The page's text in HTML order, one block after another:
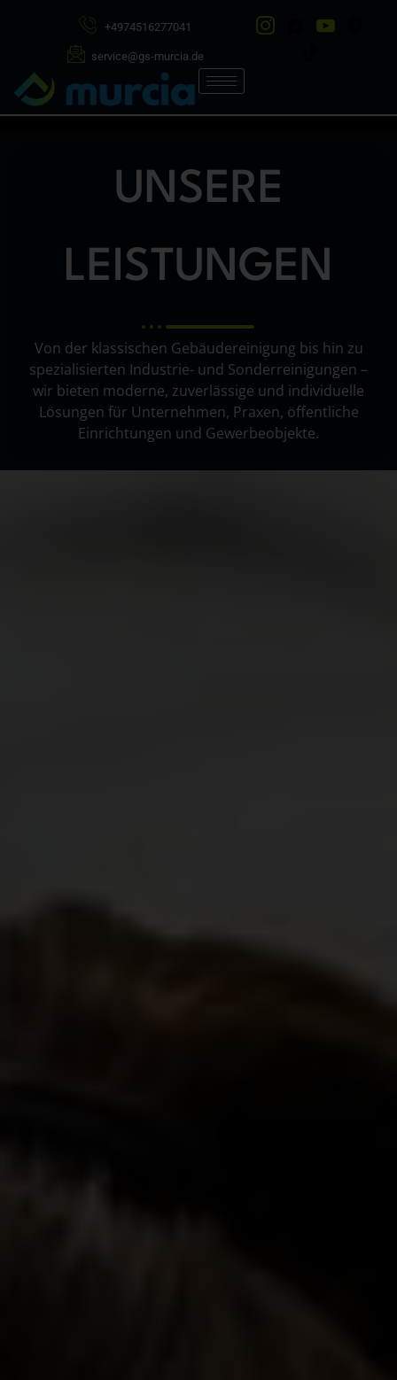
+4974516277041
service@gs-murcia.de
BERATUNG
TERMIN
Vereinbaren Sie jetzt einen
wir Ihre Anforderungen und entwickeln
passende Reinigungs- und
Jetzt Termin anfragen
UNSERE
LEISTUNGEN
Von der klassischen Gebäudereinigung bis hin zu
spezialisierten Industrie- und Sonderreinigungen –
wir bieten moderne, zuverlässige und individuelle
Lösungen für Unternehmen, Praxen, öffentliche
Einrichtungen und Gewerbeobjekte.